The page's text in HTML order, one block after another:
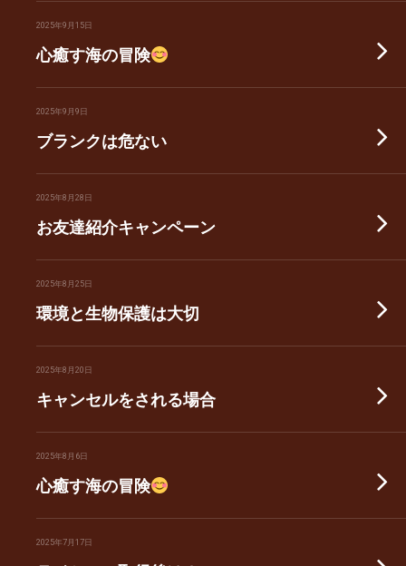
2025年9月15日
心癒す海の冒険
2025年9月9日
ブランクは危ない
2025年8月28日
お友達紹介キャンペーン
2025年8月25日
環境と生物保護は大切
2025年8月20日
キャンセルをされる場合
2025年8月6日
心癒す海の冒険
2025年7月17日